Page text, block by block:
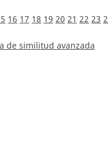
16 17 18 19 20 21 22 23
de similitud avanzada